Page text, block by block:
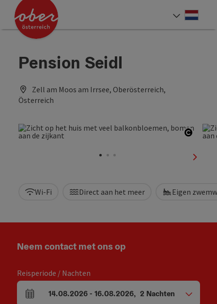
Inhoud Accesskey
[0]
Navigatie Accesskey
[1]
Paginabegin
Contact Accesskey
[3]
Zoek Accesskey
Impressum
Hoe deze website te gebruiken?
Startpagina
Pension Seidl
Zell am Moos am Irrsee, Oberösterreich,
Österreich
Wi-Fi Direct aan het meer Eigen
Neem contact met ons op
Reisperiode / Nachten
Velden voor aankomst en vertrek
14.08.2026- 16.08.2026, 2 Nachten